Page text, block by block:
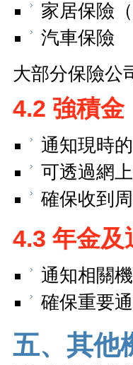
家居保險
汽車保險
大部分保險公
4.2 強積金
通知現時
可透過網
確保收到
4.3 年金及
通知相關
確保重要
五、其他